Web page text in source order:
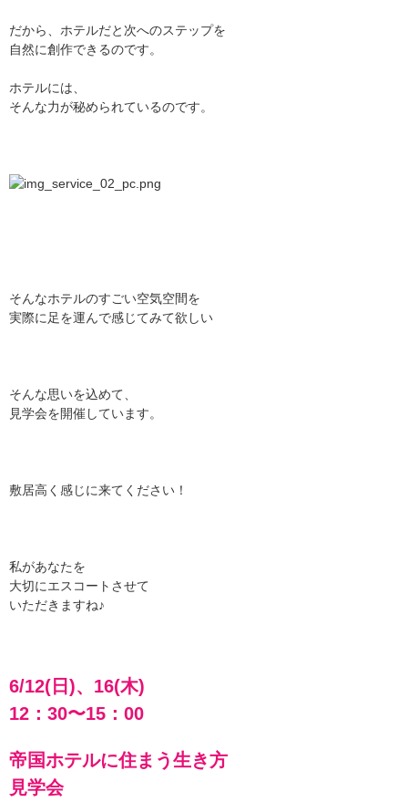
だから、ホテルだと次へのステップを
自然に創作できるのです。
ホテルには、
そんな力が秘められているのです。
そんなホテルのすごい空気空間を
実際に足を運んで感じてみて欲しい
そんな思いを込めて、
見学会を開催しています。
敷居高く感じに来てください！
私があなたを
大切にエスコートさせて
いただきますね♪
6/12(日)、16(木)
12：30〜15：00
帝国ホテルに住まう生き方
見学会